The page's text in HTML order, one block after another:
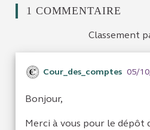
1 COMMENTAIRE
Classement
Cour_des_comptes 05/
Bonjour,
Merci à vous pour le dépôt